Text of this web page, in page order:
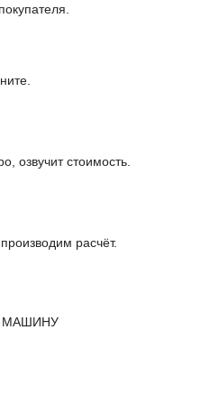
озвучит стоимость.
расчёт.
МАШИНУ